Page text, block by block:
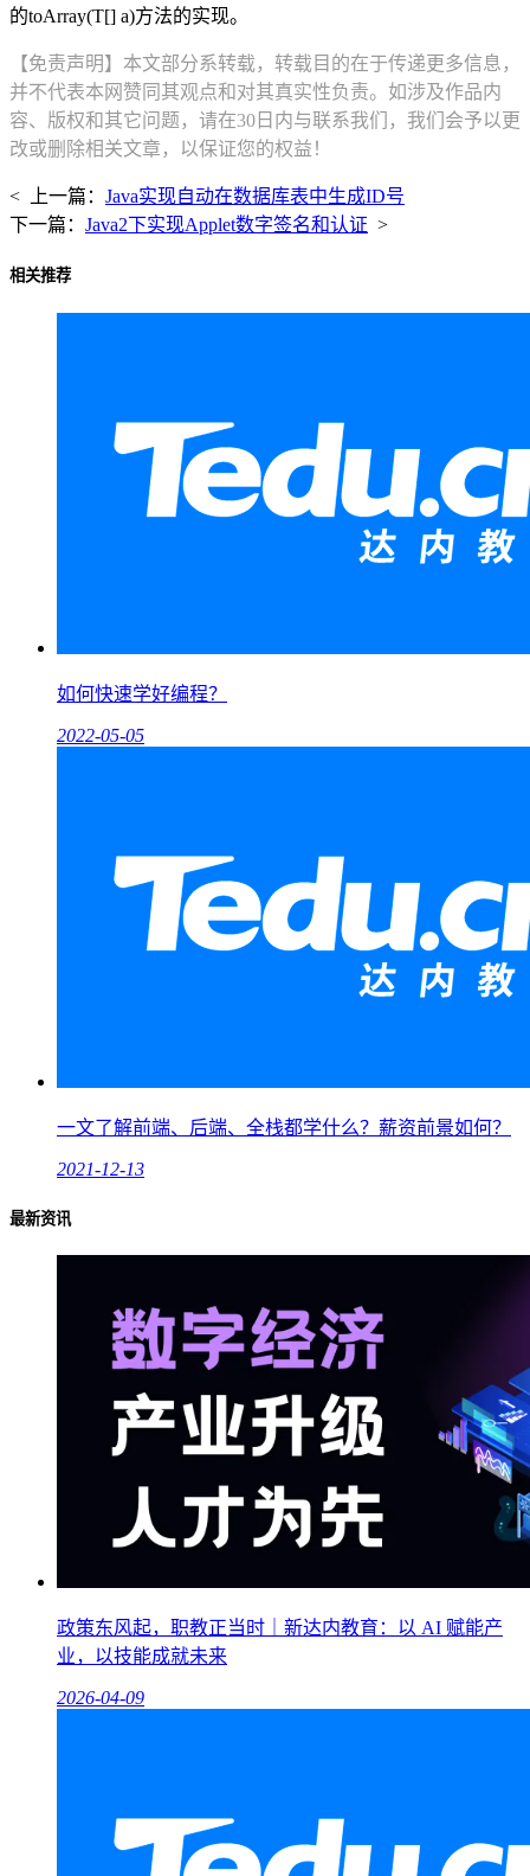
的toArray(T[] a)方法的实现。
【免责声明】本文部分系转载，转载目的在于传递更多信息，
并不代表本网赞同其观点和对其真实性负责。如涉及作品内
容、版权和其它问题，请在30日内与联系我们，我们会予以更
改或删除相关文章，以保证您的权益！
< 上一篇： Java实现自动在数据库表中生成ID号
下一篇： Java2下实现Applet数字签名和认证 >
相关推荐
如何快速学好编程？
2022-05-05
一文了解前端、后端、全栈都学什么？薪资前景如何？
2021-12-13
最新资讯
政策东风起，职教正当时｜新达内教育：以 AI 赋能产
业，以技能成就未来
2026-04-09